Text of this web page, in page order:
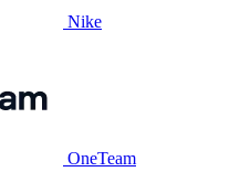
Nike
OneTeam